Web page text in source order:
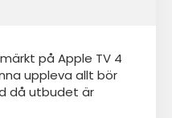
på Apple TV 4
uppleva allt bör
då utbudet är